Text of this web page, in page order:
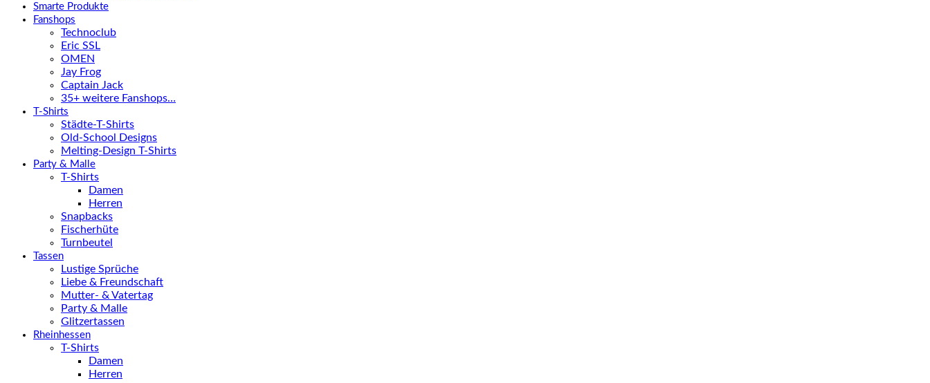
Smarte Produkte
Fanshops
Technoclub
Eric SSL
OMEN
Jay Frog
Captain Jack
35+ weitere Fanshops…
T-Shirts
Städte-T-Shirts
Old-School Designs
Melting-Design T-Shirts
Party & Malle
T-Shirts
Damen
Herren
Snapbacks
Fischerhüte
Turnbeutel
Tassen
Lustige Sprüche
Liebe & Freundschaft
Mutter- & Vatertag
Party & Malle
Glitzertassen
Rheinhessen
T-Shirts
Damen
Herren